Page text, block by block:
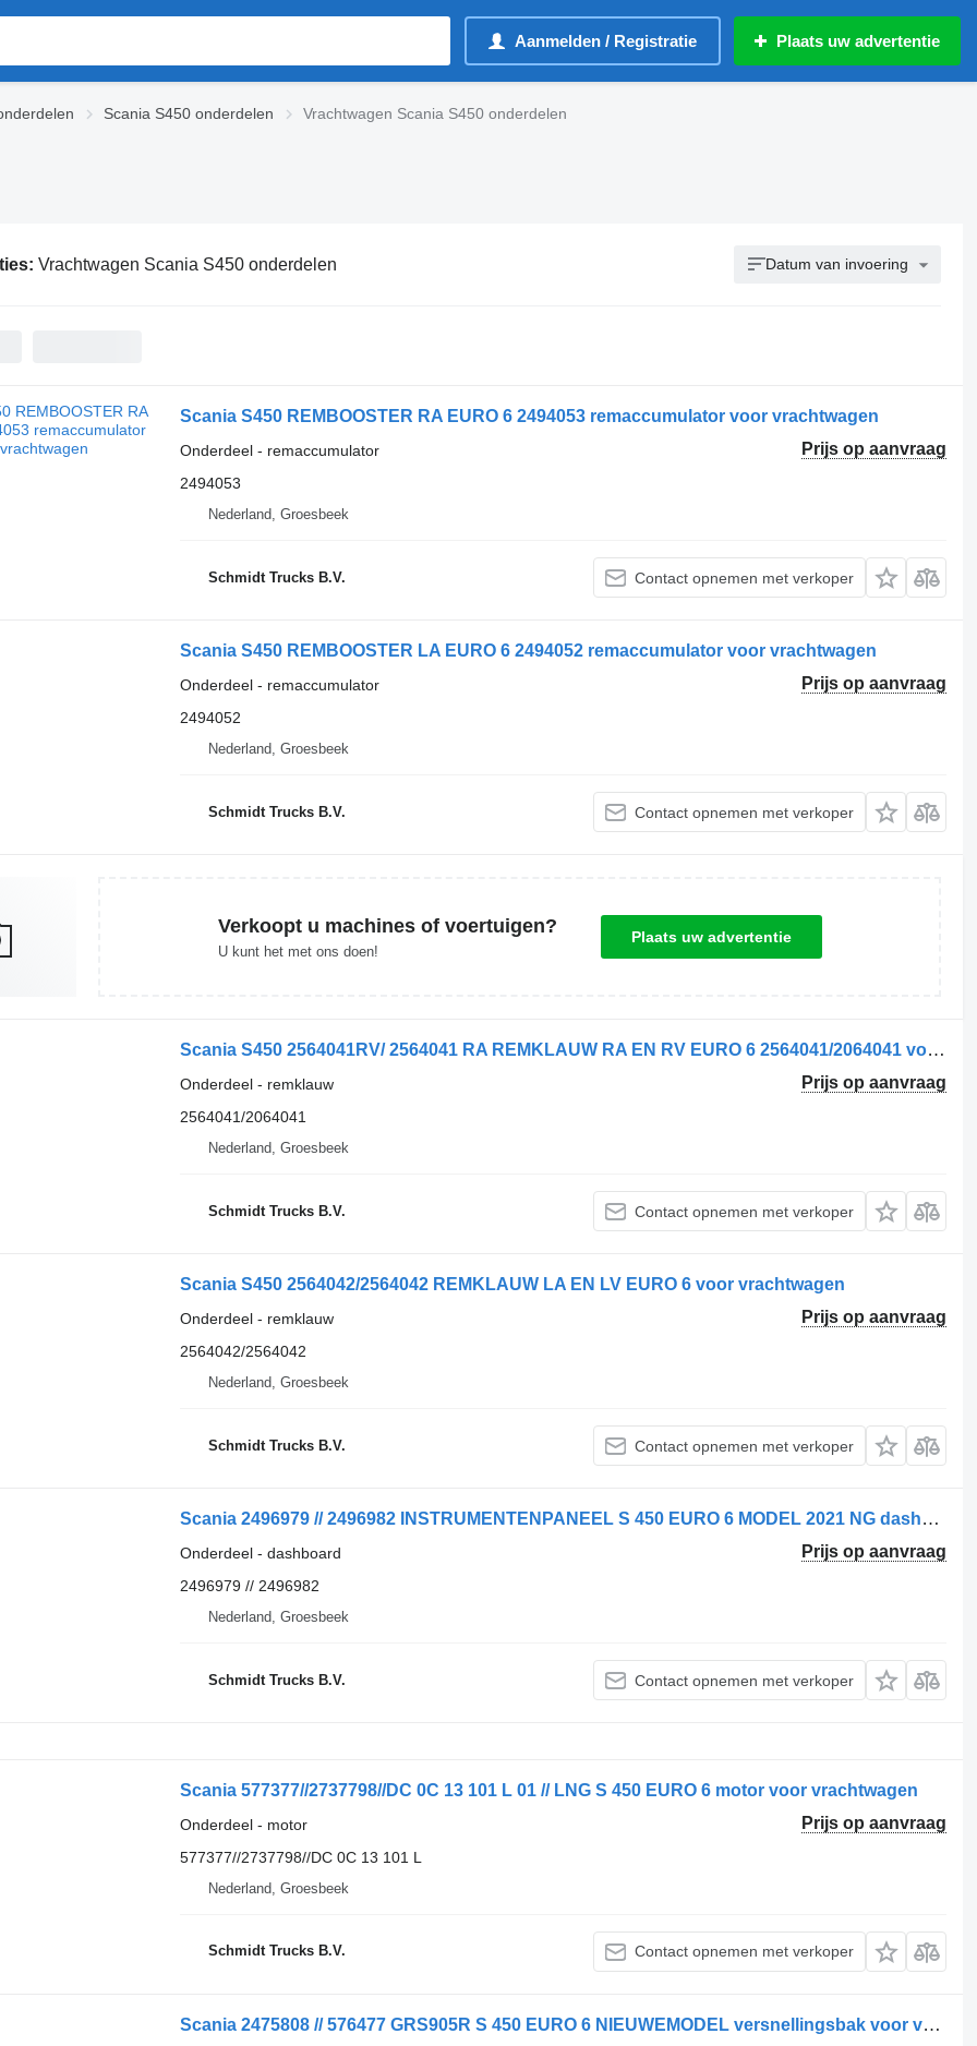
Aanmelden / Registratie Plaats uw advertentie
Scania S450 onderdelen Vrachtwagen Scania S450 onderdelen
Vrachtwagen Scania S450 onderdelen Datum van invoering
Scania S450 REMBOOSTER RA EURO 6 2494053 remaccumulator voor vrachtwagen
Prijs op aanvraag
Onderdeel - remaccumulator
2494053
Nederland, Groesbeek
Schmidt Trucks B.V. Contact opnemen met verkoper
Scania S450 REMBOOSTER LA EURO 6 2494052 remaccumulator voor vrachtwagen
Prijs op aanvraag
Onderdeel - remaccumulator
2494052
Nederland, Groesbeek
Schmidt Trucks B.V. Contact opnemen met verkoper
Verkoopt u machines of voertuigen?
U kunt het met ons doen!
Plaats uw advertentie
Scania S450 2564041RV/ 2564041 RA REMKLAUW RA EN RV EURO 6 2564041/2064041 voor vrachtwagen
Prijs op aanvraag
Onderdeel - remklauw
2564041/2064041
Nederland, Groesbeek
Schmidt Trucks B.V. Contact opnemen met verkoper
Scania S450 2564042/2564042 REMKLAUW LA EN LV EURO 6 voor vrachtwagen
Prijs op aanvraag
Onderdeel - remklauw
2564042/2564042
Nederland, Groesbeek
Schmidt Trucks B.V. Contact opnemen met verkoper
Scania 2496979 // 2496982 INSTRUMENTENPANEEL S 450 EURO 6 MODEL 2021 NG dashboard voor vrachtwagen
Prijs op aanvraag
Onderdeel - dashboard
2496979 // 2496982
Nederland, Groesbeek
Schmidt Trucks B.V. Contact opnemen met verkoper
Scania 577377//2737798//DC 0C 13 101 L 01 // LNG S 450 EURO 6 motor voor vrachtwagen
Prijs op aanvraag
Onderdeel - motor
577377//2737798//DC 0C 13 101 L
Nederland, Groesbeek
Schmidt Trucks B.V. Contact opnemen met verkoper
Scania 2475808 // 576477 GRS905R S 450 EURO 6 NIEUWEMODEL versnellingsbak voor vrachtwagen